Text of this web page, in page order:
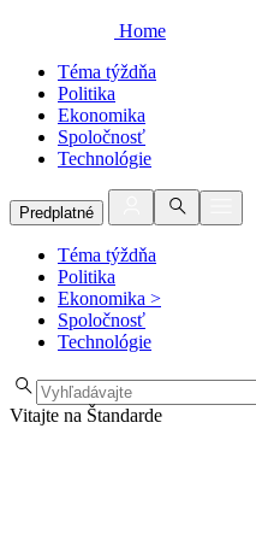
Home
Téma týždňa
Politika
Ekonomika
Spoločnosť
Technológie
Predplatné
Téma týždňa
Politika
Ekonomika >
Spoločnosť
Technológie
Vitajte na Štandarde